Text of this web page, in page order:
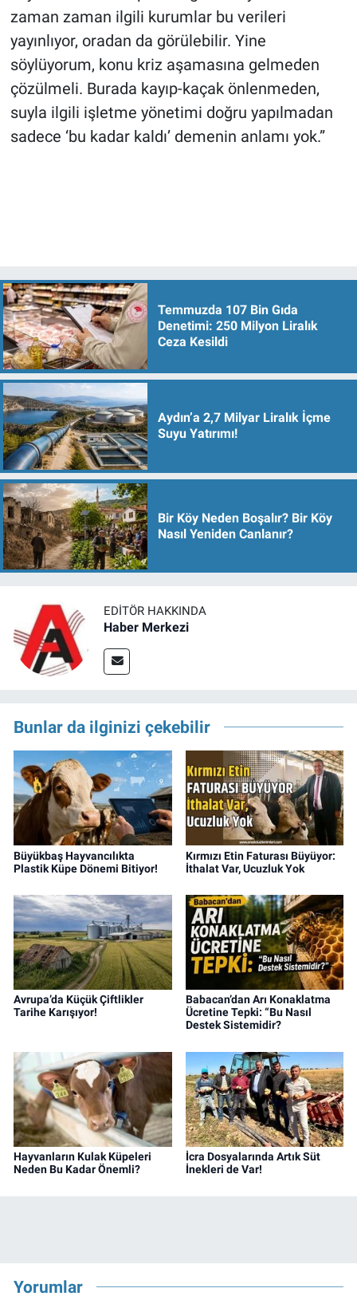
zaman zaman ilgili kurumlar bu verileri
yayınlıyor, oradan da görülebilir. Yine
söylüyorum, konu kriz aşamasına gelmeden
çözülmeli. Burada kayıp-kaçak önlenmeden,
suyla ilgili işletme yönetimi doğru yapılmadan
sadece ‘bu kadar kaldı’ demenin anlamı yok.”
Temmuzda 107 Bin Gıda
Denetimi: 250 Milyon Liralık
Ceza Kesildi
Aydın’a 2,7 Milyar Liralık İçme
Suyu Yatırımı!
Bir Köy Neden Boşalır? Bir Köy
Nasıl Yeniden Canlanır?
EDITÖR HAKKINDA
Haber Merkezi
Bunlar da ilginizi çekebilir
Büyükbaş Hayvancılıkta
Plastik Küpe Dönemi Bitiyor!
Kırmızı Etin Faturası Büyüyor:
İthalat Var, Ucuzluk Yok
Avrupa’da Küçük Çiftlikler
Tarihe Karışıyor!
Babacan’dan Arı Konaklatma
Ücretine Tepki: “Bu Nasıl
Destek Sistemidir?
Hayvanların Kulak Küpeleri
Neden Bu Kadar Önemli?
İcra Dosyalarında Artık Süt
İnekleri de Var!
Yorumlar